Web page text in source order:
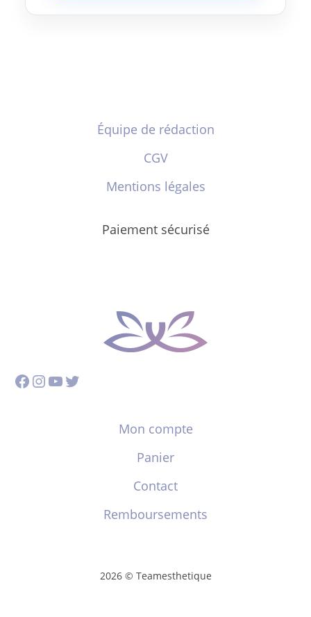
Équipe de rédaction
CGV
Mentions légales
Paiement sécurisé
Facebook
Instagram
YouTube
Twitter
Mon compte
Panier
Contact
Remboursements
2026 © Teamesthetique